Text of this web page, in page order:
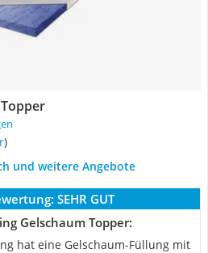
)
und weitere Angebote
SEHR GUT
Gelschaum Topper:
hat eine Gelschaum-Füllung mit